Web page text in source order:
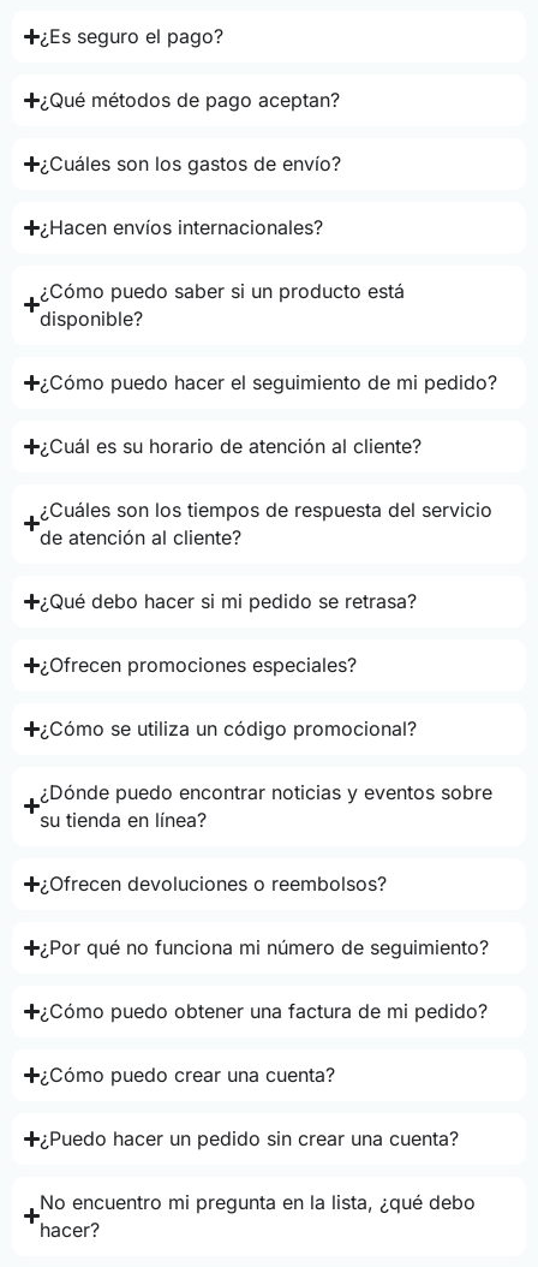
¿Es seguro el pago?
¿Qué métodos de pago aceptan?
¿Cuáles son los gastos de envío?
¿Hacen envíos internacionales?
¿Cómo puedo saber si un producto está
disponible?
¿Cómo puedo hacer el seguimiento de mi pedido?
¿Cuál es su horario de atención al cliente?
¿Cuáles son los tiempos de respuesta del servicio
de atención al cliente?
¿Qué debo hacer si mi pedido se retrasa?
¿Ofrecen promociones especiales?
¿Cómo se utiliza un código promocional?
¿Dónde puedo encontrar noticias y eventos sobre
su tienda en línea?
¿Ofrecen devoluciones o reembolsos?
¿Por qué no funciona mi número de seguimiento?
¿Cómo puedo obtener una factura de mi pedido?
¿Cómo puedo crear una cuenta?
¿Puedo hacer un pedido sin crear una cuenta?
No encuentro mi pregunta en la lista, ¿qué debo
hacer?